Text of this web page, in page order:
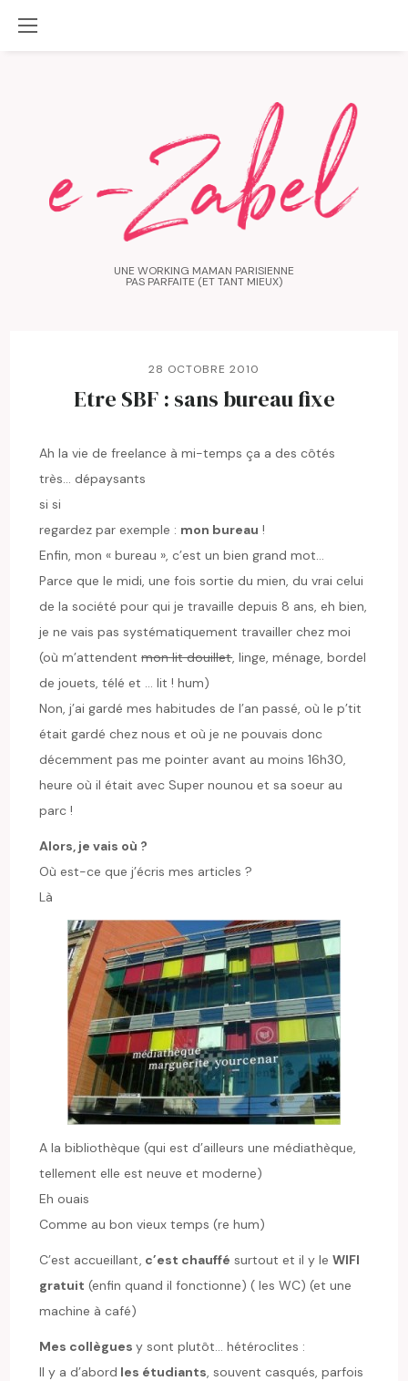
UNE WORKING MAMAN PARISIENNE
PAS PARFAITE (ET TANT MIEUX)
28 OCTOBRE 2010
Etre SBF : sans bureau fixe
Ah la vie de freelance à mi-temps ça a des côtés
très… dépaysants
si si
regardez par exemple : mon bureau !
Enfin, mon « bureau », c’est un bien grand mot…
Parce que le midi, une fois sortie du mien, du vrai celui
de la société pour qui je travaille depuis 8 ans, eh bien,
je ne vais pas systématiquement travailler chez moi
(où m’attendentmon lit douillet, linge, ménage, bordel
de jouets, télé et … lit ! hum)
Non, j’ai gardé mes habitudes de l’an passé, où le p’tit
était gardé chez nous et où je ne pouvais donc
décemment pas me pointer avant au moins 16h30,
heure où il était avec Super nounou et sa soeur au
parc !
Alors, je vais où ?
Où est-ce que j’écris mes articles ?
Là
A la bibliothèque (qui est d’ailleurs une médiathèque,
tellement elle est neuve et moderne)
Eh ouais
Comme au bon vieux temps (re hum)
C’est accueillant, c’est chauffé surtout et il y leWIFI
gratuit (enfin quand il fonctionne) ( les WC) (et une
machine à café)
Mes collèguesy sont plutôt… hétéroclites :
Il y a d’abord les étudiants, souvent casqués, parfois